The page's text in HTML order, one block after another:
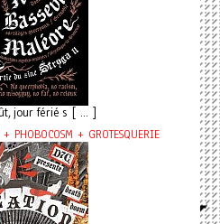
jour férié s [ ... ]
+ GROTESQUERIE